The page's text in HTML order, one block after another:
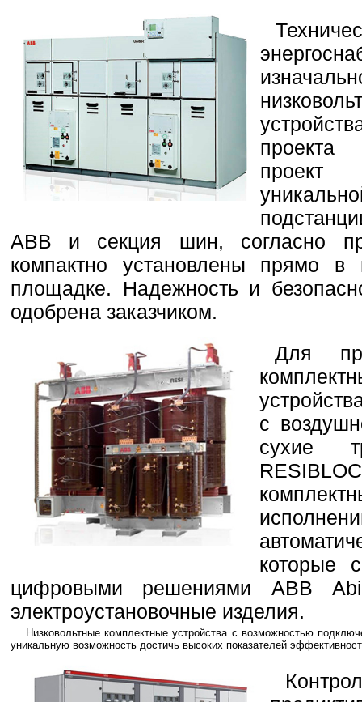
проекта
проект
ABB и секция шин, согласно
компактно установлены прямо в
площадке. Надежность и
одобрена заказчиком.
Для
с
сухие
которые
цифровыми решениями ABB
электроустановочные изделия.
Низковольтные комплектные устройства с возможностью
уникальную возможность достичь высоких показателей